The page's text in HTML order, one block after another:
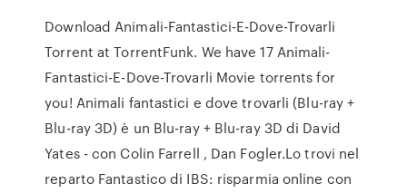
Download Animali-Fantastici-E-Dove-Trovarli
Torrent at TorrentFunk. We have 17 Animali-
Fantastici-E-Dove-Trovarli Movie torrents for
you! Animali fantastici e dove trovarli (Blu-ray +
Blu-ray 3D) è un Blu-ray + Blu-ray 3D di David
Yates - con Colin Farrell , Dan Fogler.Lo trovi nel
reparto Fantastico di IBS: risparmia online con